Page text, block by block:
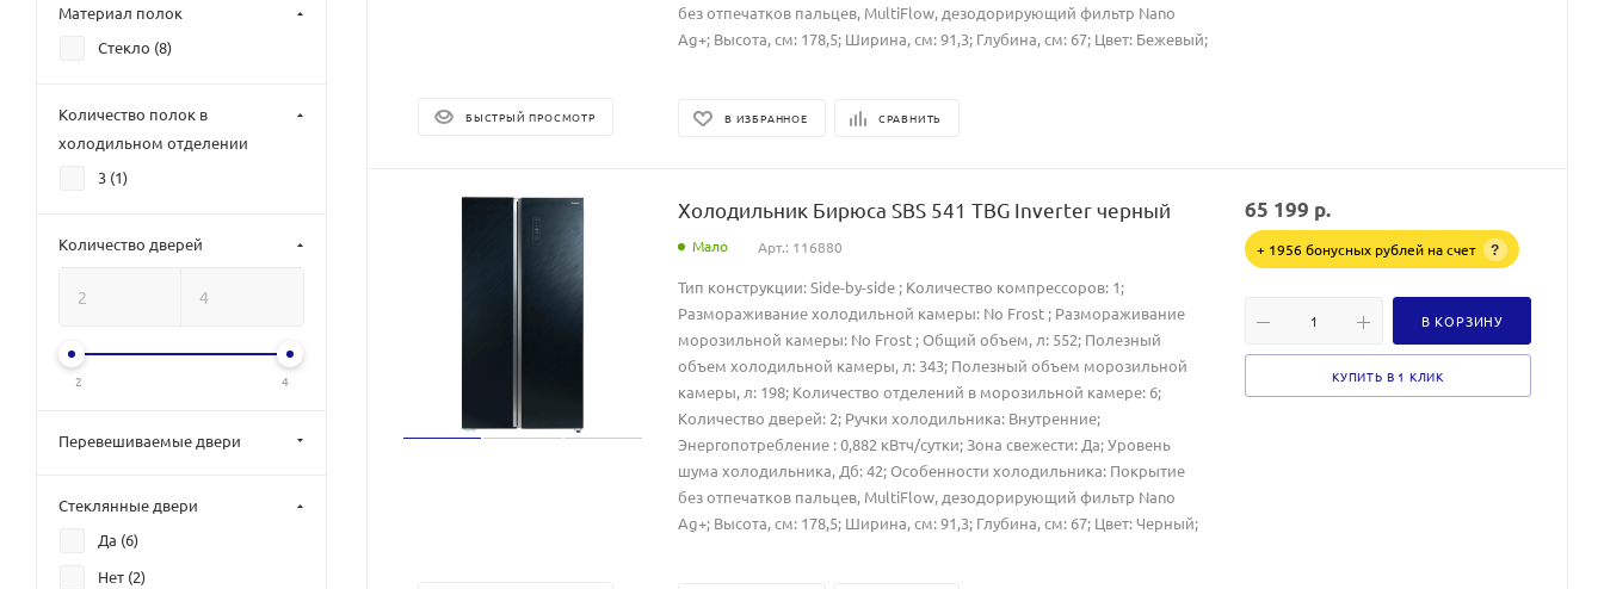
БЫСТРЫЙ ПРОСМОТР
без отпечатков пальцев, MultiFlow, дезодорирующий фильтр Nano
Ag+; Высота, см: 178,5; Ширина, см: 91,3; Глубина, см: 67; Цвет: Бежевый;
В ИЗБРАННОЕ СРАВНИТЬ
Холодильник Бирюса SBS 541 TBG Inverter черный
Мало Арт.: 116880
Тип конструкции: Side-by-side ; Количество компрессоров: 1;
Размораживание холодильной камеры: No Frost ; Размораживание
морозильной камеры: No Frost ; Общий объем, л: 552; Полезный
объем холодильной камеры, л: 343; Полезный объем морозильной
камеры, л: 198; Количество отделений в морозильной камере: 6;
Количество дверей: 2; Ручки холодильника: Внутренние;
Энергопотребление : 0,882 кВтч/сутки; Зона свежести: Да; Уровень
шума холодильника, Дб: 42; Особенности холодильника: Покрытие
без отпечатков пальцев, MultiFlow, дезодорирующий фильтр Nano
Ag+; Высота, см: 178,5; Ширина, см: 91,3; Глубина, см: 67; Цвет: Черный;
65 199 р.
+ 1956 бонусных рублей на счет ?
В КОРЗИНУ
КУПИТЬ В 1 КЛИК
Материал полок
Стекло (8)
Количество полок в
холодильном отделении
3 (1)
Количество дверей
2 4
Перевешиваемые двери
Стеклянные двери
Да (6)
Нет (2)